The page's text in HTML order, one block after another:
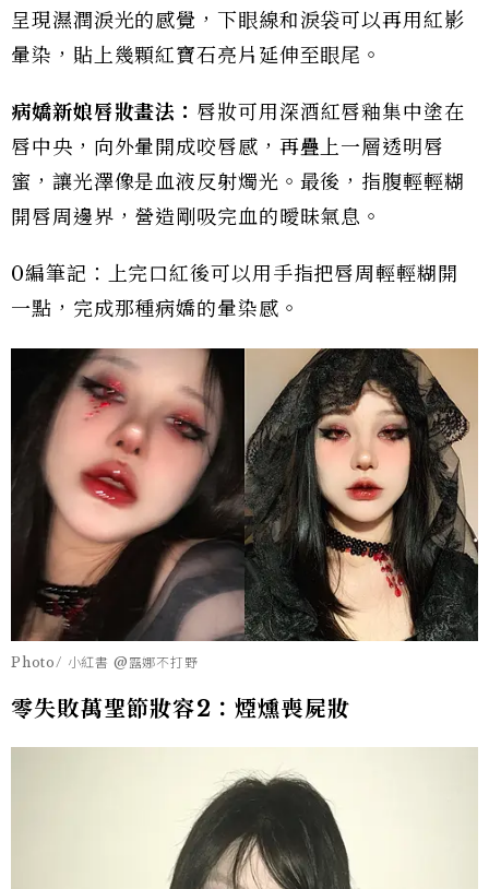
呈現濕潤淚光的感覺，下眼線和淚袋可以再用紅影
暈染，貼上幾顆紅寶石亮片延伸至眼尾。
病嬌新娘唇妝畫法： 唇妝可用深酒紅唇釉集中塗在
唇中央，向外暈開成咬唇感，再疊上一層透明唇
蜜，讓光澤像是血液反射燭光。最後，指腹輕輕糊
開唇周邊界，營造剛吸完血的曖昧氣息。
0編筆記：上完口紅後可以用手指把唇周輕輕糊開
一點，完成那種病嬌的暈染感。
Photo/ 小紅書 @露娜不打野
零失敗萬聖節妝容2：煙燻喪屍妝